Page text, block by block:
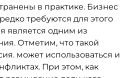
в практике. Бизнес
требуются для этого
является одним из
Отметим, что такой
может использоваться и
При этом, как